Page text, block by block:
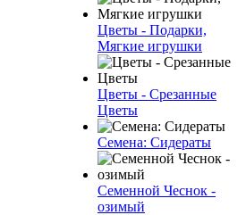
Цветы - Подарки,
Мягкие игрушки
Цветы - Срезанные
Цветы
Семена: Сидераты
Семенной Чеснок -
озимый